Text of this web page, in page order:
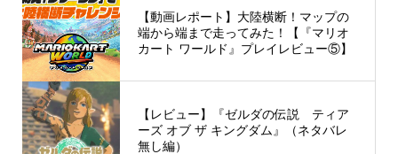
【動画レポート】大陸横断！マップの
端から端まで走ってみた！【『マリオ
カート ワールド』プレイレビュー⑤】
【レビュー】『ゼルダの伝説 ティア
ーズ オブ ザ キングダム』（ネタバレ
無し編）